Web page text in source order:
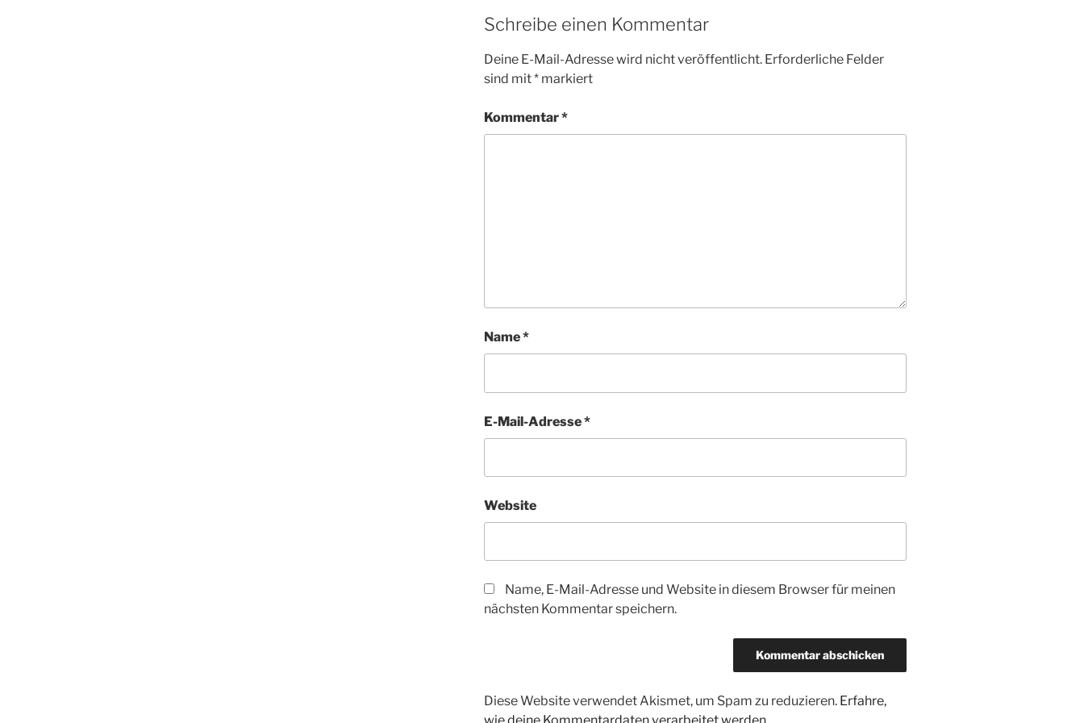
b
o
o
A
p
p
Schreibe einen Kommentar
Deine E-Mail-Adresse wird nicht veröffentlicht. Erforderliche Felder
sind mit*markiert
Kommentar*
Name*
E-Mail-Adresse*
Website
Name, E-Mail-Adresse und Website in diesem Browser für meinen
nächsten Kommentar speichern.
Diese Website verwendet Akismet, um Spam zu reduzieren. Erfahre,